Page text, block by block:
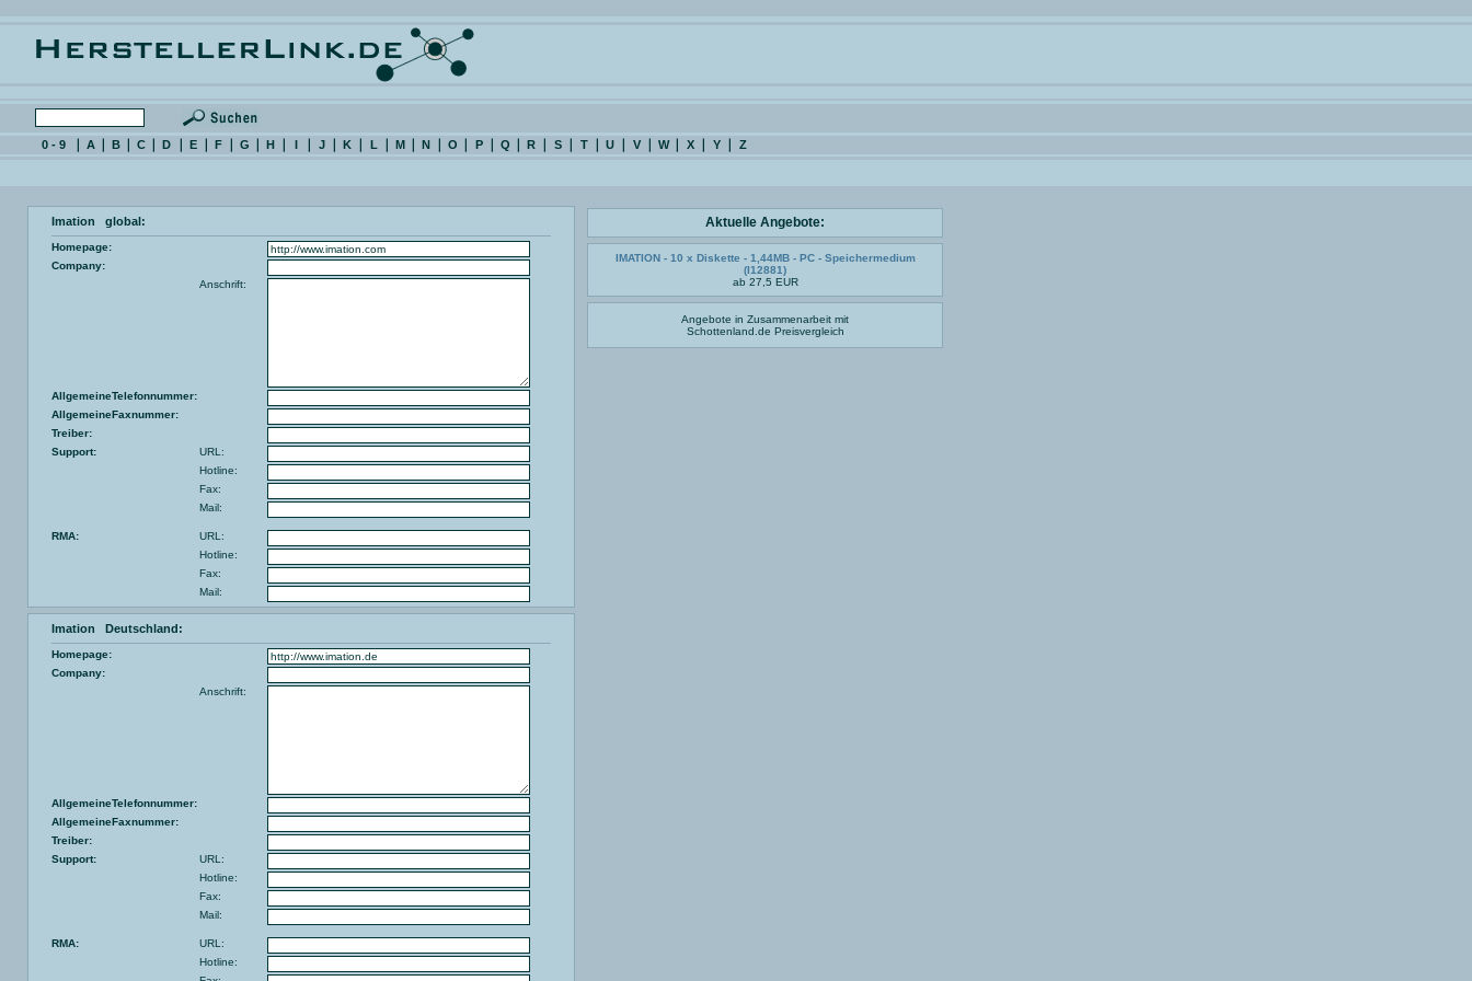
0 - 9 A B C D E F G H I J K L M N O P Q R S T U V W X Y Z
Imation global:
Homepage:
Company:
Anschrift:
AllgemeineTelefonnummer:
AllgemeineFaxnummer:
Treiber:
Support:
URL:
Hotline:
Fax:
Mail:
RMA:
URL:
Hotline:
Fax:
Mail:
Imation Deutschland:
Homepage:
Company:
Anschrift:
AllgemeineTelefonnummer:
AllgemeineFaxnummer:
Treiber:
Support:
URL:
Hotline:
Fax:
Mail:
RMA:
URL:
Hotline:
Aktuelle Angebote:
IMATION - 10 x Diskette - 1,44MB - PC - Speichermedium
(I12881)
ab 27,5 EUR
Angebote in Zusammenarbeit mit
Schottenland.de Preisvergleich